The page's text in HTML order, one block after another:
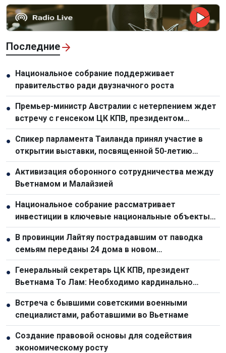
Последние
● Национальное собрание поддерживает
правительство ради двузначного роста
● Премьер-министр Австралии с нетерпением ждет
встречу с генсеком ЦК КПВ, президентом
Вьетнама То Ламом
● Спикер парламента Таиланда принял участие в
открытии выставки, посвященной 50-летию
отношений с Вьетнамом
● Активизация оборонного сотрудничества между
Вьетнамом и Малайзией
● Национальное собрание рассматривает
инвестиции в ключевые национальные объекты
для стимулирования экономического роста
● В провинции Лайтяу пострадавшим от паводка
семьям переданы 24 дома в новом
переселенческом посёлке
● Генеральный секретарь ЦК КПВ, президент
Вьетнама То Лам: Необходимо кардинально
обновить планирование и организационную работу
по развитию инфраструктуры
● Встреча с бывшими советскими военными
специалистами, работавшими во Вьетнаме
● Создание правовой основы для содействия
экономическому росту